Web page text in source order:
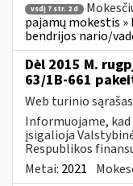
vsdį 7 str. 2 d
pajamų mokestis »
bendrijos nario/
Dėl 2015 M.
63/1B-661
Web turinio sąrašas
Informuojame,
įsigalioja
Respublikos
Metai: 2021